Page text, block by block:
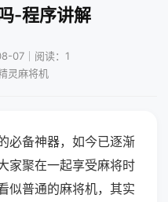
-程序讲解
07｜阅读：1
灵麻将机
必备神器，如今已逐渐
家聚在一起享受麻将时
似普通的麻将机，其实